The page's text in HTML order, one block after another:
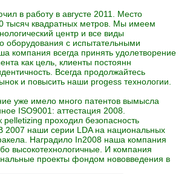
в работу в августе 2011. Место
тысяч квадратных метров. Мы имеем
центр и все виды
оборудования с испытательными
компания всегда принять удолетворение
как цель, клиенты постоянн
Всегда продолжайтесь
и повысить наши progess технологии.
уже имело много патентов вымысла
ISO9001: аттестация 2008.
pelletizing проходил безопасность
2007 наши серии LDA на национальных
Наградило In2008 наша компания
высокотехнологичные. И компания
проекты фондом нововведения в